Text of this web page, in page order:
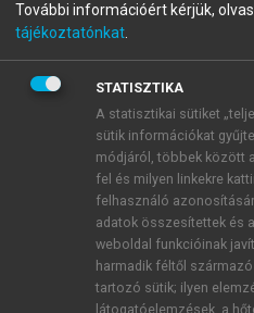
A regisztráció után a
BELÉPÉS SAJÁT
ÚJ FIÓK
1 óra díjmentes hozzáférés
E-MAIL-CÍM
További információért kérjük,
tájékoztatónkat
STATISZTIKA
A statisztikai sütiket
sütik információkat
módjáról, többek között
fel és milyen linkekre
felhasználó
adatok összesítettek és
weboldal funkcióinak
harmadik féltől
tartozó sütik; ilyen
látogatóelemzések, a